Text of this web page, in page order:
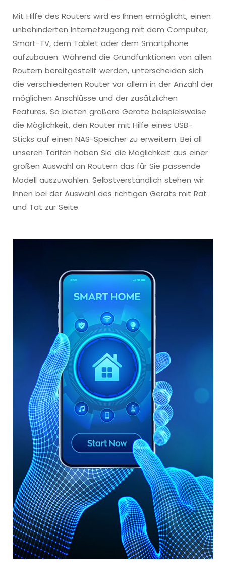
Mit Hilfe des Routers wird es Ihnen ermöglicht, einen
unbehinderten Internetzugang mit dem Computer,
Smart-TV, dem Tablet oder dem Smartphone
aufzubauen. Während die Grundfunktionen von allen
Routern bereitgestellt werden, unterscheiden sich
die verschiedenen Router vor allem in der Anzahl der
möglichen Anschlüsse und der zusätzlichen
Features. So bieten größere Geräte beispielsweise
die Möglichkeit, den Router mit Hilfe eines USB-
Sticks auf einen NAS-Speicher zu erweitern. Bei all
unseren Tarifen haben Sie die Möglichkeit aus einer
großen Auswahl an Routern das für Sie passende
Modell auszuwählen. Selbstverständlich stehen wir
Ihnen bei der Auswahl des richtigen Geräts mit Rat
und Tat zur Seite.